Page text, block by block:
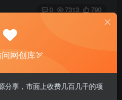
0 7313 790
网创库🏹
分享，市面上收费几百几千的项